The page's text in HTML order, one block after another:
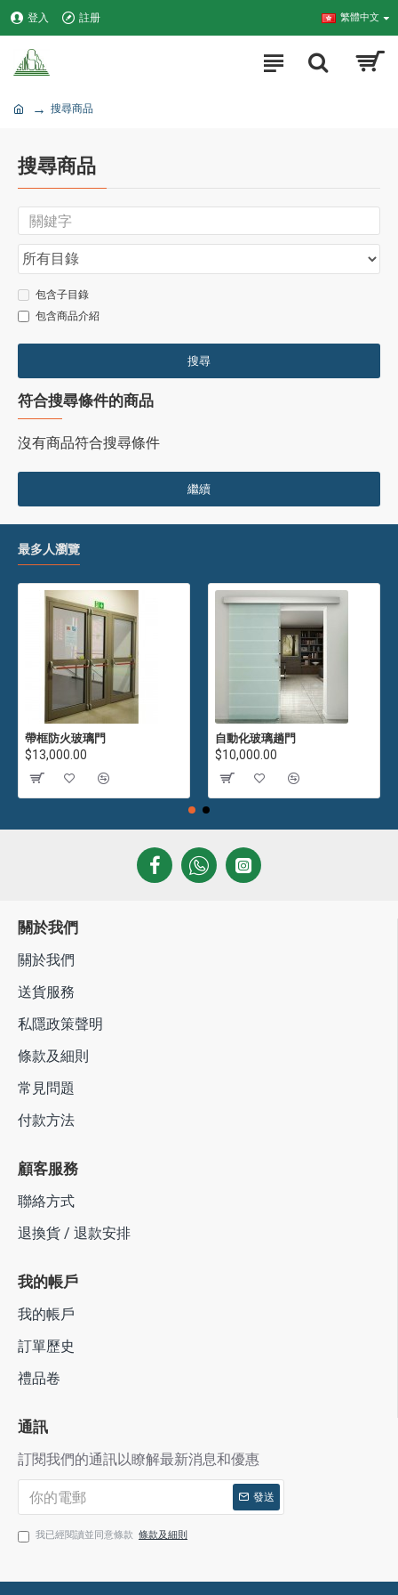
登入 註册 繁體中文
搜尋商品
搜尋商品
包含子目錄
包含商品介紹
搜尋
符合搜尋條件的商品
沒有商品符合搜尋條件
繼續
最多人瀏覽
帶框防火玻璃門
$13,000.00
自動化玻璃趟門
$10,000.00
關於我們
關於我們
送貨服務
私隱政策聲明
條款及細則
常見問題
付款方法
顧客服務
聯絡方式
退換貨 / 退款安排
我的帳戶
我的帳戶
訂單歷史
禮品卷
通訊
訂閱我們的通訊以瞭解最新消息和優惠
發送
我已經閱讀並同意條款 條款及細則